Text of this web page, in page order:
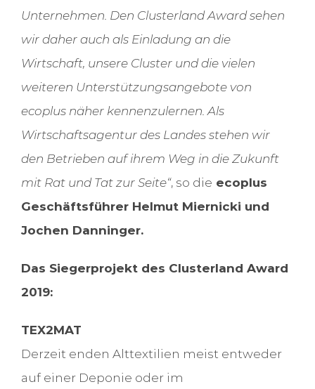
Unternehmen. Den Clusterland Award sehen
wir daher auch als Einladung an die
Wirtschaft, unsere Cluster und die vielen
weiteren Unterstützungsangebote von
ecoplus näher kennenzulernen. Als
Wirtschaftsagentur des Landes stehen wir
den Betrieben auf ihrem Weg in die Zukunft
mit Rat und Tat zur Seite“, so die ecoplus
Geschäftsführer Helmut Miernicki und
Jochen Danninger.
Das Siegerprojekt des Clusterland Award
2019:
TEX2MAT
Derzeit enden Alttextilien meist entweder
auf einer Deponie oder im